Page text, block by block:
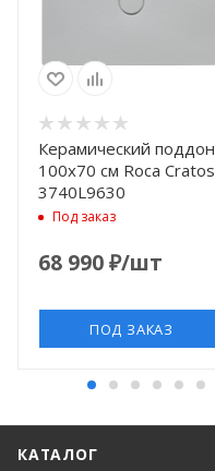
Керамический поддон
100x70 см Roca Cratos
3740L9630
Под заказ
68 990₽/шт
ПОД ЗАКАЗ
КАТАЛОГ